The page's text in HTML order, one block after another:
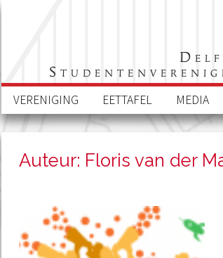
VERENIGING EETTAFEL MEDIA
Auteur: Floris van der